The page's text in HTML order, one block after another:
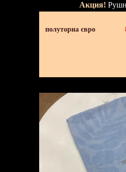
Акция!
полуторна євро